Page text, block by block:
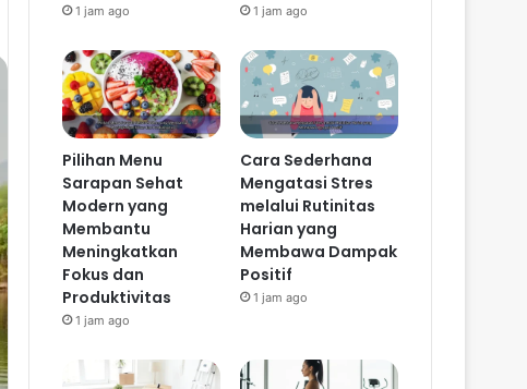
1 jam ago 1 jam ago
Pilihan Menu
Sarapan Sehat
Modern yang
Membantu
Meningkatkan
Fokus dan
Produktivitas
1 jam ago
Cara Sederhana
Mengatasi Stres
melalui Rutinitas
Harian yang
Membawa Dampak
Positif
1 jam ago